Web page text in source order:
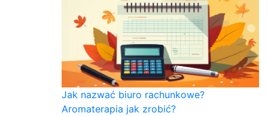
Jak nazwać biuro rachunkowe?
Aromaterapia jak zrobić?